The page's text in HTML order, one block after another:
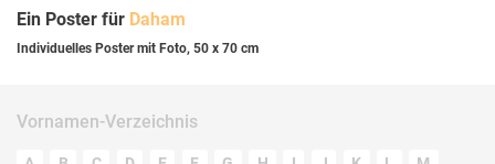
Ein Poster für Daham
Individuelles Poster mit Foto, 50 x 70 cm
Vornamen-Verzeichnis